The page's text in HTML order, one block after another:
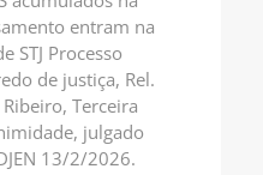
entram na
STJ Processo
de justiça, Rel.
Terceira
julgado
13/2/2026.